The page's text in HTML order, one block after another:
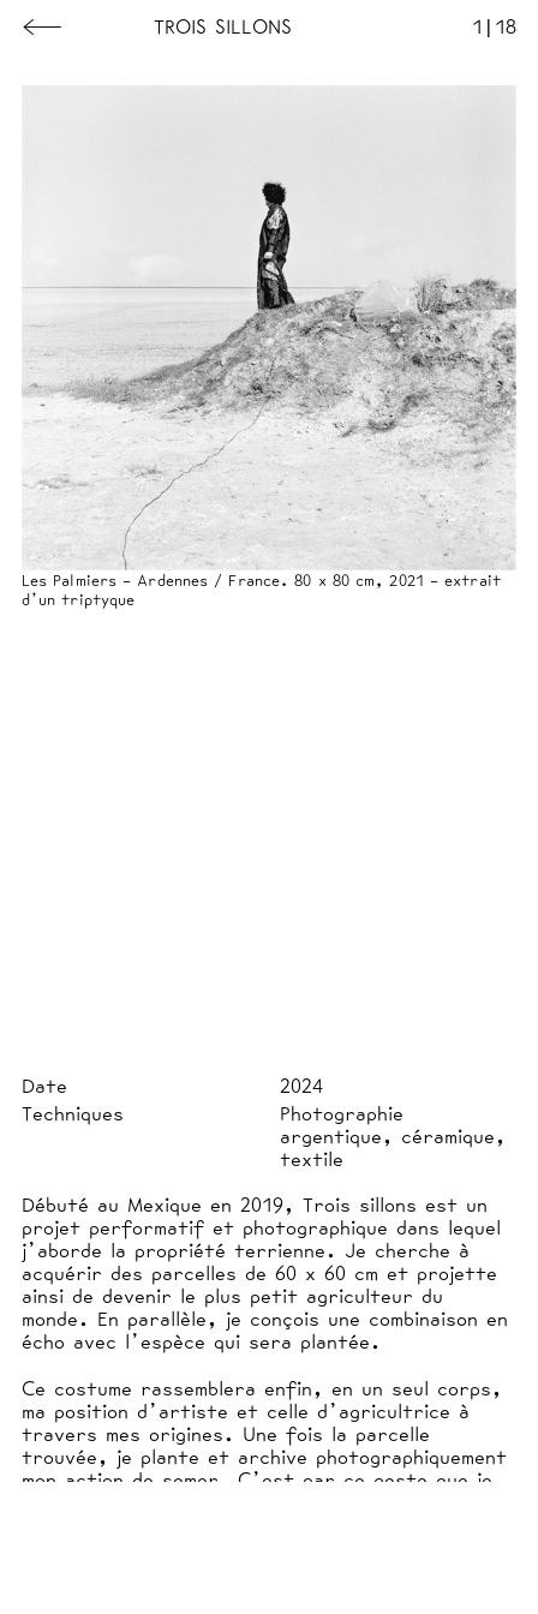
← TROIS SILLONS 1 | 18
Les Palmiers - Ardennes / France. 80 x 80 cm, 2021 - extrait
d’un triptyque
Date
2024
Techniques
Photographie
argentique, céramique,
textile
Débuté au Mexique en 2019, Trois sillons est un
projet performatif et photographique dans lequel
j’aborde la propriété terrienne. Je cherche à
acquérir des parcelles de 60 x 60 cm et projette
ainsi de devenir le plus petit agriculteur du
monde. En parallèle, je conçois une combinaison en
écho avec l’espèce qui sera plantée.
Ce costume rassemblera enfin, en un seul corps,
ma position d’artiste et celle d’agricultrice à
travers mes origines. Une fois la parcelle
trouvée, je plante et archive photographiquement
mon action de semer. C’est par ce geste que je